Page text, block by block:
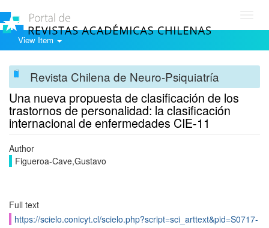
View Item
Revista Chilena de Neuro-Psiquiatría
Una nueva propuesta de clasificación de los
trastornos de personalidad: la clasificación
internacional de enfermedades CIE-11
Author
Figueroa-Cave,Gustavo
Full text
https://scielo.conicyt.cl/scielo.php?script=sci_arttext&pid=S0717-